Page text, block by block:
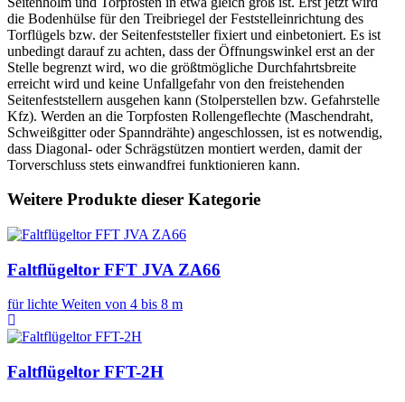
die Bodenhülse für den Treibriegel der Feststelleinrichtung des
Torflügels bzw. der Seitenfeststeller fixiert und einbetoniert. Es ist
unbedingt darauf zu achten, dass der Öffnungswinkel erst an der
Stelle begrenzt wird, wo die größtmögliche Durchfahrtsbreite
erreicht wird und keine Unfallgefahr von den freistehenden
Seitenfeststellern ausgehen kann (Stolperstellen bzw. Gefahrstelle
Kfz). Werden an die Torpfosten Rollengeflechte (Maschendraht,
Schweißgitter oder Spanndrähte) angeschlossen, ist es notwendig,
dass Diagonal- oder Schrägstützen montiert werden, damit der
Torverschluss stets einwandfrei funktionieren kann.
Weitere Produkte dieser Kategorie
Faltflügeltor FFT JVA ZA66
für lichte Weiten von 4 bis 8 m
Faltflügeltor FFT-2H